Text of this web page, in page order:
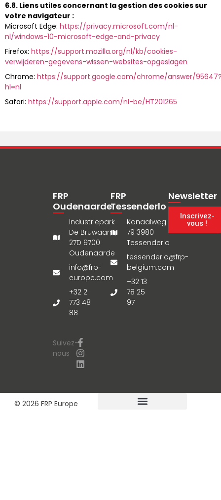
6.8. Liens utiles concernant la gestion des cookies sur
votre navigateur :
Microsoft Edge: https://privacy.microsoft.com/nl-
nl/windows-10-microsoft-edge-and-privacy
Firefox: https://support.mozilla.org/nl/kb/cookies-
verwijderen-gegevens-wissen-websites-opgeslagen
Chrome: https://support.google.com/chrome/answer/
hl=nl
Safari: https://support.apple.com/nl-be/HT201265
FRP
Oudenaarde
Industriepark
De Bruwaan
27D 9700
Oudenaarde
info@frp-
europe.com
+32 2
773 48
88
Suivez-
nous
FRP
Tessenderlo
Kanaalweg
79 3980
Tessenderlo
tessenderlo@frp-
belgium.com
+32 13
78 25
97
Newsletter
Inscrivez-
vous !
© 2026 FRP Europe